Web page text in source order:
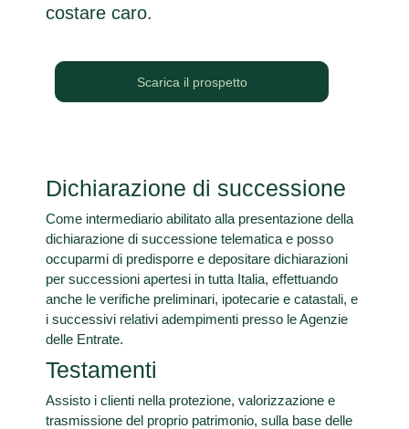
costare caro.
Scarica il prospetto
Dichiarazione di successione
Come intermediario abilitato alla presentazione della
dichiarazione di successione telematica e posso
occuparmi di predisporre e depositare dichiarazioni
per successioni apertesi in tutta Italia, effettuando
anche le verifiche preliminari, ipotecarie e catastali, e
i successivi relativi adempimenti presso le Agenzie
delle Entrate.
Testamenti
Assisto i clienti nella protezione, valorizzazione e
trasmissione del proprio patrimonio, sulla base delle